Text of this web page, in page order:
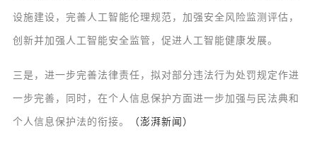
设施建设，完善人工智能伦理规范，加强安全风险监测评估，
创新并加强人工智能安全监管，促进人工智能健康发展。
三是，进一步完善法律责任，拟对部分违法行为处罚规定作进
一步完善，同时，在个人信息保护方面进一步加强与民法典和
个人信息保护法的衔接。 （澎湃新闻）